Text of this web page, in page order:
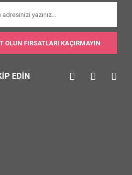
OLUN FIRSATLARI KAÇIRMAYIN
EDİN